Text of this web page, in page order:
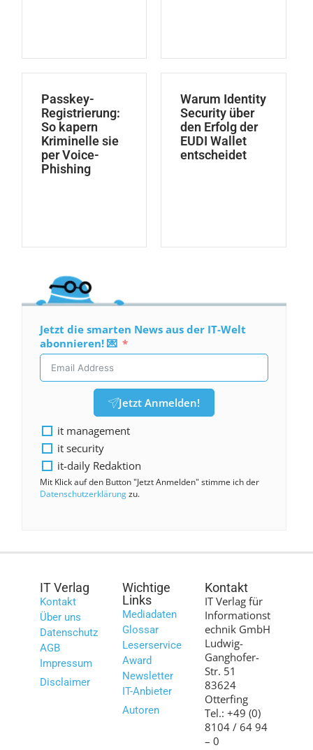
Passkey-
Registrierung:
So kapern
Kriminelle sie
per Voice-
Phishing
Warum Identity
Security über
den Erfolg der
EUDI Wallet
entscheidet
Jetzt die smarten News aus der IT-Welt
abonnieren! 💌
Jetzt Anmelden!
it management
it security
it-daily Redaktion
Mit Klick auf den Button "Jetzt Anmelden" stimme ich der
Datenschutzerklärungzu.
IT Verlag
Kontakt
Über uns
Datenschutz
AGB
Impressum
Disclaimer
Wichtige
Links
Mediadaten
Glossar
Leserservice
Award
Newsletter
IT-Anbieter
Autoren
Kontakt
IT Verlag für
Informationst
echnik GmbH
Ludwig-
Ganghofer-
Str. 51
83624
Otterfing
Tel.: +49 (0)
8104 / 64 94
– 0